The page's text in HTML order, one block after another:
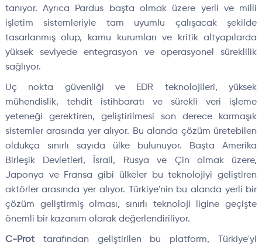
tanıyor. Ayrıca Pardus başta olmak üzere yerli ve milli
işletim sistemleriyle tam uyumlu çalışacak şekilde
tasarlanmış olup, kamu kurumları ve kritik altyapılarda
yüksek seviyede entegrasyon ve operasyonel süreklilik
sağlıyor.
Uç nokta güvenliği ve EDR teknolojileri, yüksek
mühendislik, tehdit istihbaratı ve sürekli veri işleme
yeteneği gerektiren, geliştirilmesi son derece karmaşık
sistemler arasında yer alıyor. Bu alanda çözüm üretebilen
oldukça sınırlı sayıda ülke bulunuyor. Başta Amerika
Birleşik Devletleri, İsrail, Rusya ve Çin olmak üzere,
Japonya ve Fransa gibi ülkeler bu teknolojiyi geliştiren
aktörler arasında yer alıyor. Türkiye'nin bu alanda yerli bir
çözüm geliştirmiş olması, sınırlı teknoloji ligine geçişte
önemli bir kazanım olarak değerlendiriliyor.
C-Prottarafından geliştirilen bu platform, Türkiye'yi